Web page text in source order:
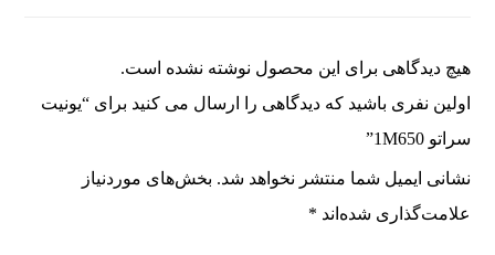
هیچ دیدگاهی برای این محصول نوشته نشده است.
اولین نفری باشید که دیدگاهی را ارسال می کنید برای “یونیت
سراتو 1M650”
نشانی ایمیل شما منتشر نخواهد شد. بخش‌های موردنیاز
علامت‌گذاری شده‌اند *